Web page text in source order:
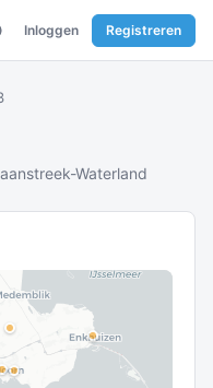
Inloggen Registreren
Waterland